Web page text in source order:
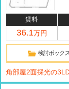
賃料
36.1万円
検討ボック
角部屋2面採光の